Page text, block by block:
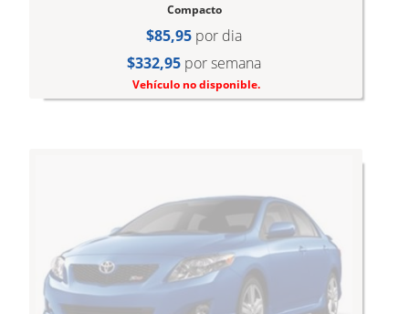
Compacto
$85,95 por dia
$332,95 por semana
Vehículo no disponible.